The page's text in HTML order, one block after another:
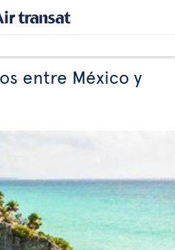
entre México y